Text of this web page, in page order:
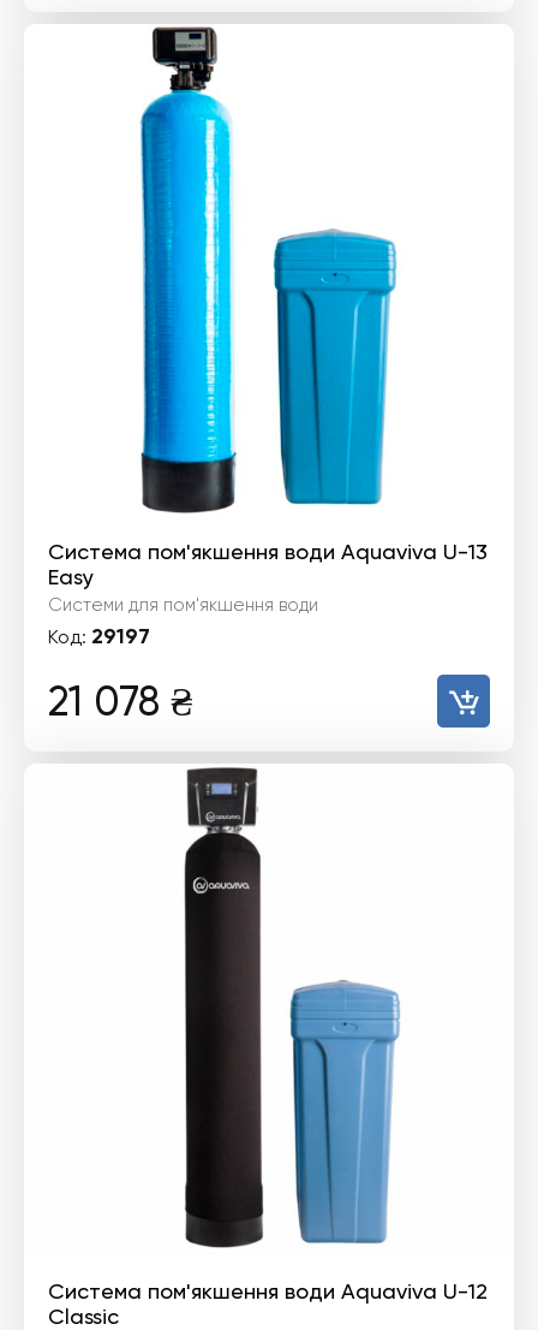
Система пом'якшення води Aquaviva U-13
Easy
Системи для пом'якшення води
Код: 29197
21 078 ₴
Система пом'якшення води Aquaviva U-12
Classic